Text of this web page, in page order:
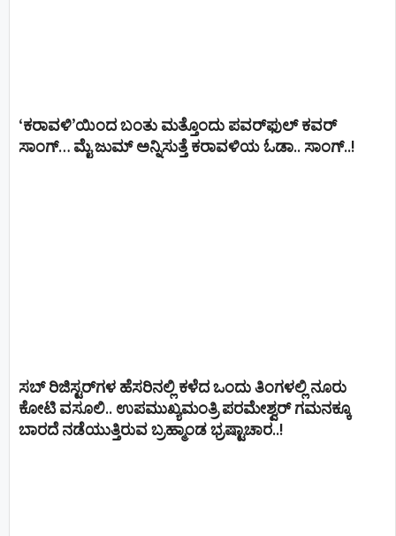
‘ಕರಾವಳಿ’ಯಿಂದ ಬಂತು ಮತ್ತೊಂದು ಪವರ್‌ಫುಲ್ ಕವರ್
ಸಾಂಗ್… ಮೈ ಜುಮ್ ಅನ್ನಿಸುತ್ತೆ ಕರಾವಳಿಯ ಓಡಾ.. ಸಾಂಗ್‌..!
ಸಬ್ ರಿಜಿಸ್ಟರ್​ಗಳ ಹೆಸರಿನಲ್ಲಿ ಕಳೆದ ಒಂದು ತಿಂಗಳಲ್ಲಿ ನೂರು
ಕೋಟಿ ವಸೂಲಿ.. ಉಪಮುಖ್ಯಮಂತ್ರಿ ಪರಮೇಶ್ವರ್​ ಗಮನಕ್ಕೂ
ಬಾರದೆ ನಡೆಯುತ್ತಿರುವ ಬ್ರಹ್ಮಾಂಡ ಭ್ರಷ್ಟಾಚಾರ..!